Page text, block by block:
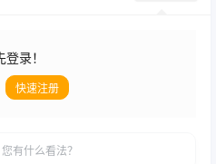
登录！
快速注册
有什么看法？